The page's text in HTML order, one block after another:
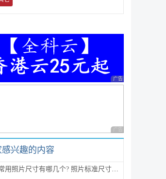
理性选择
广告 商业广告，理性
广告 商业广告，理性
感兴趣的内容
用照片尺寸有哪几个? 照片标准尺寸/像素对照表汇总